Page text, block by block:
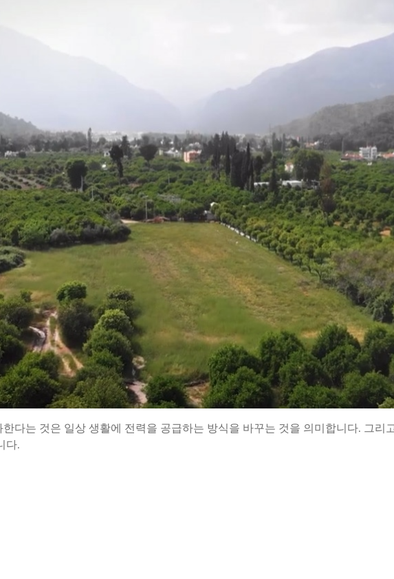
다는 것은 일상 생활에 전력을 공급하는 방식을 바꾸는 것을 의미합니다. 그리
다.